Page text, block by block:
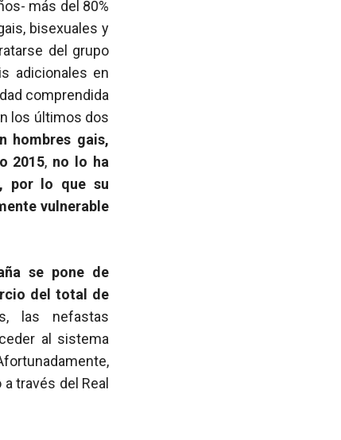
más del 80%
bisexuales y
del grupo
adicionales en
comprendida
los últimos dos
hombres gais,
2015, no lo ha
por lo que su
vulnerable
se pone de
del total de
las nefastas
al sistema
través del Real